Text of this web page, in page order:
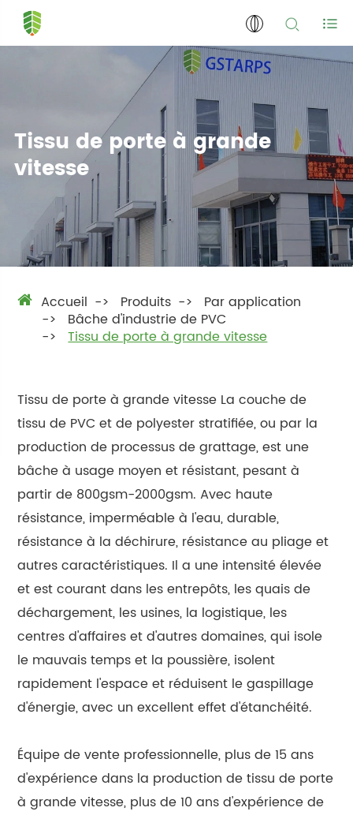
Tissu de porte à grande
vitesse
Accueil Produits
Par application
Bâche d'industrie de PVC
Tissu de porte à grande vitesse
Tissu de porte à grande vitesse La couche de
tissu de PVC et de polyester stratifiée, ou par la
production de processus de grattage, est une
bâche à usage moyen et résistant, pesant à
partir de 800gsm-2000gsm. Avec haute
résistance, imperméable à l'eau, durable,
résistance à la déchirure, résistance au pliage et
autres caractéristiques. Il a une intensité élevée
et est courant dans les entrepôts, les quais de
déchargement, les usines, la logistique, les
centres d'affaires et d'autres domaines, qui isole
le mauvais temps et la poussière, isolent
rapidement l'espace et réduisent le gaspillage
d'énergie, avec un excellent effet d'étanchéité.
Équipe de vente professionnelle, plus de 15 ans
d'expérience dans la production de tissu de porte
à grande vitesse, plus de 10 ans d'expérience de